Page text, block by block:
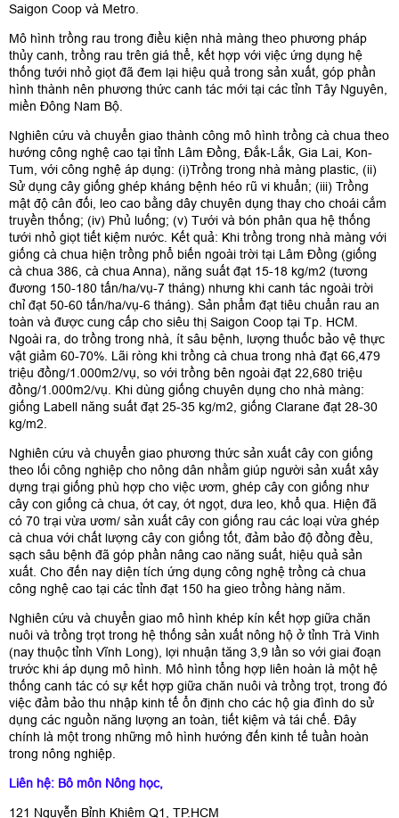
Saigon Coop và Metro.
Mô hình trồng rau trong điều kiện nhà màng theo phương pháp
thủy canh, trồng rau trên giá thể, kết hợp với việc ứng dụng hệ
thống tưới nhỏ giọt đã đem lại hiệu quả trong sản xuất, góp phần
hình thành nên phương thức canh tác mới tại các tỉnh Tây Nguyên,
miền Đông Nam Bộ.
Nghiên cứu và chuyển giao thành công mô hình trồng cà chua theo
hướng công nghệ cao tại tỉnh Lâm Đồng, Đắk-Lắk, Gia Lai, Kon-
Tum, với công nghệ áp dụng: (i)Trồng trong nhà màng plastic, (ii)
Sử dụng cây giống ghép kháng bệnh héo rũ vi khuẩn; (iii) Trồng
mật độ cân đối, leo cao bằng dây chuyên dụng thay cho choái cắm
truyền thống; (iv) Phủ luống; (v) Tưới và bón phân qua hệ thống
tưới nhỏ giọt tiết kiệm nước. Kết quả: Khi trồng trong nhà màng với
giống cà chua hiện trồng phổ biến ngoài trời tại Lâm Đồng (giống
cà chua 386, cà chua Anna), năng suất đạt 15-18 kg/m2 (tương
đương 150-180 tấn/ha/vụ-7 tháng) nhưng khi canh tác ngoài trời
chỉ đạt 50-60 tấn/ha/vụ-6 tháng). Sản phẩm đạt tiêu chuẩn rau an
toàn và được cung cấp cho siêu thị Saigon Coop tại Tp. HCM.
Ngoài ra, do trồng trong nhà, ít sâu bệnh, lượng thuốc bảo vệ thực
vật giảm 60-70%. Lãi ròng khi trồng cà chua trong nhà đạt 66,479
triệu đồng/1.000m2/vụ, so với trồng bên ngoài đạt 22,680 triệu
đồng/1.000m2/vụ. Khi dùng giống chuyên dụng cho nhà màng:
giống Labell năng suất đạt 25-35 kg/m2, giống Clarane đạt 28-30
kg/m2.
Nghiên cứu và chuyển giao phương thức sản xuất cây con giống
theo lối công nghiệp cho nông dân nhằm giúp người sản xuất xây
dựng trại giống phù hợp cho việc ươm, ghép cây con giống như
cây con giống cà chua, ớt cay, ớt ngọt, dưa leo, khổ qua. Hiện đã
có 70 trại vừa ươm/ sản xuất cây con giống rau các loại vừa ghép
cà chua với chất lượng cây con giống tốt, đảm bảo độ đồng đều,
sạch sâu bệnh đã góp phần nâng cao năng suất, hiệu quả sản
xuất. Cho đến nay diện tích ứng dụng công nghệ trồng cà chua
công nghệ cao tại các tỉnh đạt 150 ha gieo trồng hàng năm.
Nghiên cứu và chuyển giao mô hình khép kín kết hợp giữa chăn
nuôi và trồng trọt trong hệ thống sản xuất nông hộ ở tỉnh Trà Vinh
(nay thuộc tỉnh Vĩnh Long), lợi nhuận tăng 3,9 lần so với giai đoạn
trước khi áp dụng mô hình. Mô hình tổng hợp liên hoàn là một hệ
thống canh tác có sự kết hợp giữa chăn nuôi và trồng trọt, trong đó
việc đảm bảo thu nhập kinh tế ổn định cho các hộ gia đình do sử
dụng các nguồn năng lượng an toàn, tiết kiệm và tái chế. Đây
chính là một trong những mô hình hướng đến kinh tế tuần hoàn
trong nông nghiệp.
Liên hệ: Bô môn Nông học,
121 Nguyễn Bỉnh Khiêm Q1, TP.HCM